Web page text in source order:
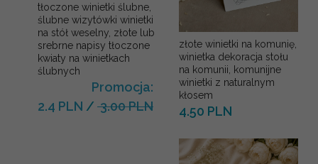
tłoczone winietki ślubne,
ślubne wizytówki winietki
na stół weselny, złote lub
srebrne napisy tłoczone
kwiaty na winietkach
ślubnych
Promocja:
2.4 PLN / 3.00 PLN
złote winietki na komunię,
winietka dekoracja stołu
na komunii, komunijne
winietki z naturalnym
kłosem
4.50 PLN